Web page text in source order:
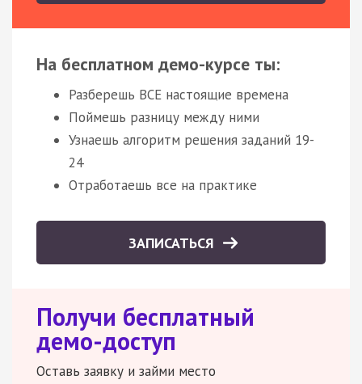
На бесплатном демо-курсе ты:
Разберешь ВСЕ настоящие времена
Поймешь разницу между ними
Узнаешь алгоритм решения заданий 19-
24
Отработаешь все на практике
ЗАПИСАТЬСЯ
Получи бесплатный
демо-доступ
Оставь заявку и займи место